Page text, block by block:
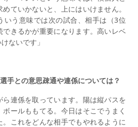
ていかないと、上にはいけません。
いう意味では次の試合、相手は（3位
きるかが重要になります。高いレベ
ないです」
手との意思疎通や連係については？
ら連係を取っています。陽は縦パスを
ールももてる。今日はそこでうまく
。これをどんな相手でもやれるように